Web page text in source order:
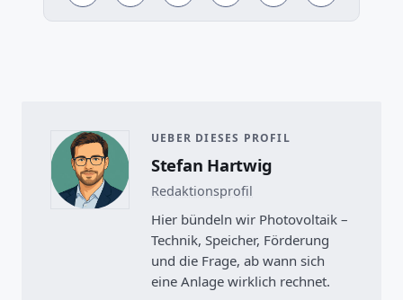
UEBER DIESES PROFIL
Stefan Hartwig
Redaktionsprofil
Hier bündeln wir Photovoltaik –
Technik, Speicher, Förderung
und die Frage, ab wann sich
eine Anlage wirklich rechnet.